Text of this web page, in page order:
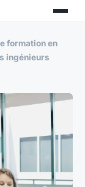
formation en
ingénieurs